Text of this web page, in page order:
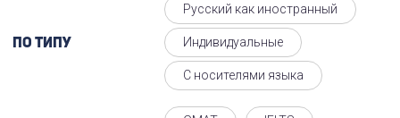
По типу
Русский как иностранный
Индивидуальные
С носителями языка